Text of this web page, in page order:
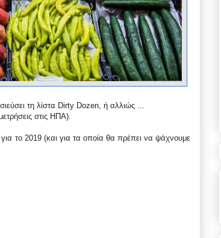
τη λίστα Dirty Dozen, ή αλλιώς ...
στις ΗΠΑ).
το 2019 (και για τα οποία θα πρέπει να ψάχνουμε